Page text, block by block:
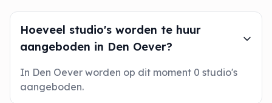
Hoeveel studio's worden te huur
aangeboden in Den Oever?
In Den Oever worden op dit moment 0 studio's
aangeboden.